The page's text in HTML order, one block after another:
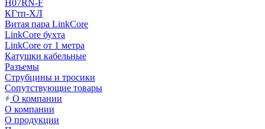
H07RN-F
КГтп-ХЛ
Витая пара LinkCore
LinkCore бухта
LinkCore от 1 метра
Катушки кабельные
Разъемы
Струбцины и тросики
Сопутствующие товары
О компании
О компании
О продукции